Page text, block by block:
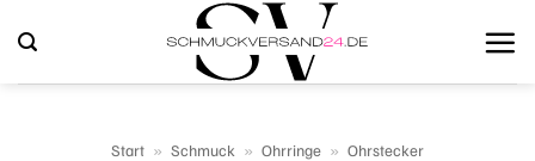
Inhalt
springen
Start » Schmuck » Ohrringe » Ohrstecker